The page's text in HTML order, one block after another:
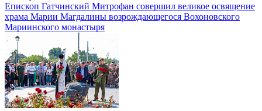
Епископ Гатчинский Митрофан совершил великое освящение
храма Марии Магдалины возрождающегося Вохоновского
Мариинского монастыря